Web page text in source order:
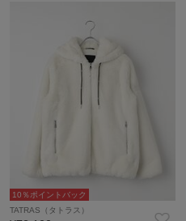
10％ポイントバック
TATRAS（タトラス）